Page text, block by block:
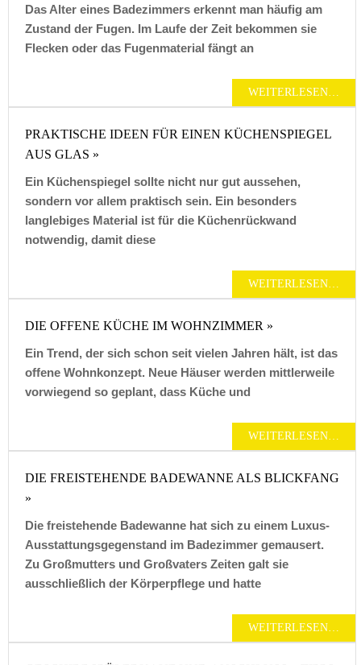
Das Alter eines Badezimmers erkennt man häufig am
Zustand der Fugen. Im Laufe der Zeit bekommen sie
Flecken oder das Fugenmaterial fängt an
WEITERLESEN…
PRAKTISCHE IDEEN FÜR EINEN KÜCHENSPIEGEL
AUS GLAS »
Ein Küchenspiegel sollte nicht nur gut aussehen,
sondern vor allem praktisch sein. Ein besonders
langlebiges Material ist für die Küchenrückwand
notwendig, damit diese
WEITERLESEN…
DIE OFFENE KÜCHE IM WOHNZIMMER »
Ein Trend, der sich schon seit vielen Jahren hält, ist das
offene Wohnkonzept. Neue Häuser werden mittlerweile
vorwiegend so geplant, dass Küche und
WEITERLESEN…
DIE FREISTEHENDE BADEWANNE ALS BLICKFANG
»
Die freistehende Badewanne hat sich zu einem Luxus-
Ausstattungsgegenstand im Badezimmer gemausert.
Zu Großmutters und Großvaters Zeiten galt sie
ausschließlich der Körperpflege und hatte
WEITERLESEN…